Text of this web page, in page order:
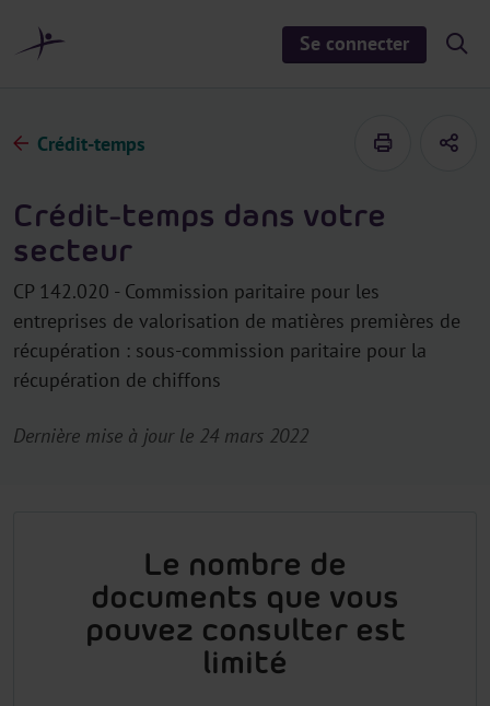
Se connecter
S
i
Crédit-temps
Crédit-temps dans votre
secteur
CP 142.020 - Commission paritaire pour les
entreprises de valorisation de matières premières de
récupération : sous-commission paritaire pour la
récupération de chiffons
Dernière mise à jour le 24 mars 2022
Le nombre de
documents que vous
pouvez consulter est
limité